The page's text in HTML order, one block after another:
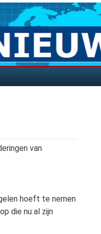
van
hoeft te nemen
die nu al zijn